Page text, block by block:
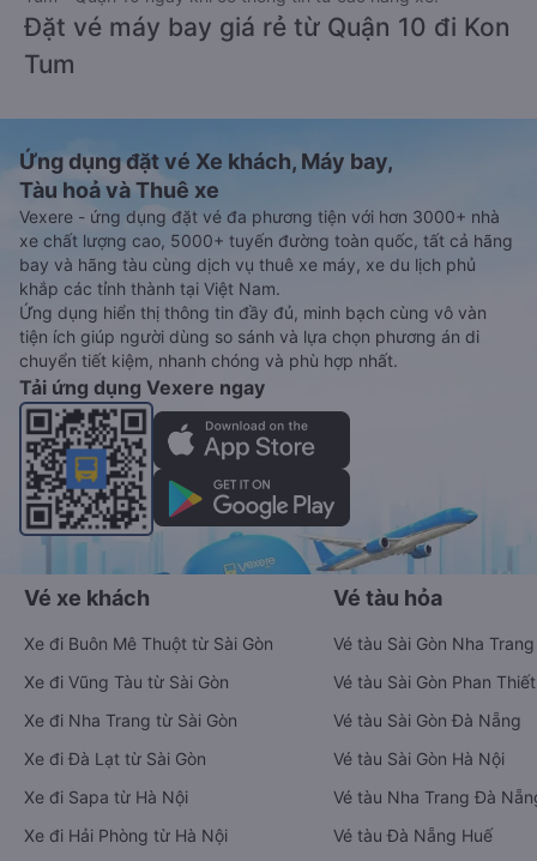
Đặt vé máy bay giá rẻ từ Quận 10 đi Kon
Tum
Ứng dụng đặt vé Xe khách, Máy bay,
Tàu hoả và Thuê xe
Vexere - ứng dụng đặt vé đa phương tiện với hơn 3000+ nhà
xe chất lượng cao, 5000+ tuyến đường toàn quốc, tất cả hãng
bay và hãng tàu cùng dịch vụ thuê xe máy, xe du lịch phủ
khắp các tỉnh thành tại Việt Nam.
Ứng dụng hiển thị thông tin đầy đủ, minh bạch cùng vô vàn
tiện ích giúp người dùng so sánh và lựa chọn phương án di
chuyển tiết kiệm, nhanh chóng và phù hợp nhất.
Tải ứng dụng Vexere ngay
Vé xe khách
Xe đi Buôn Mê Thuột từ Sài Gòn
Xe đi Vũng Tàu từ Sài Gòn
Xe đi Nha Trang từ Sài Gòn
Xe đi Đà Lạt từ Sài Gòn
Xe đi Sapa từ Hà Nội
Xe đi Hải Phòng từ Hà Nội
Vé tàu hỏa
Vé tàu Sài Gòn Nha Trang
Vé tàu Sài Gòn Phan Thiết
Vé tàu Sài Gòn Đà Nẵng
Vé tàu Sài Gòn Hà Nội
Vé tàu Nha Trang Đà
Vé tàu Đà Nẵng Huế